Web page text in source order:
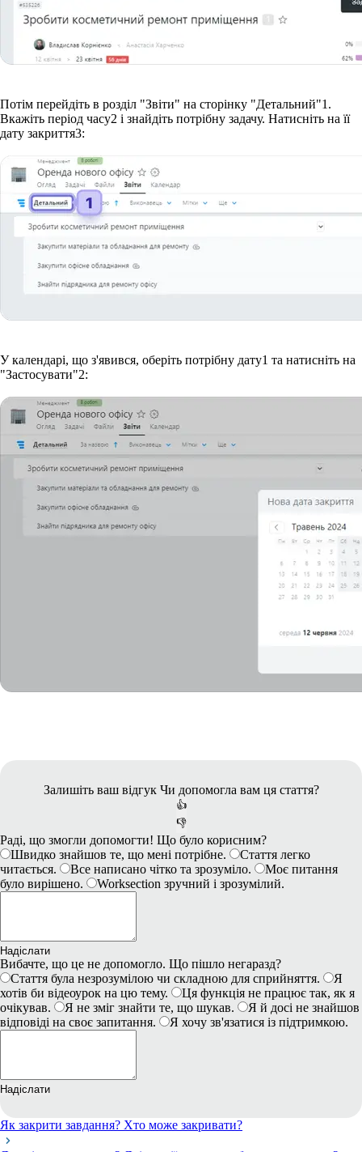
Потім перейдіть в розділ "Звіти" на сторінку "Детальний"1 .
Вкажіть період часу2 і знайдіть потрібну задачу. Натисніть на її
дату закриття3:
У календарі, що з'явився, оберіть потрібну дату1 та натисніть на
"Застосувати"2:
Залишіть ваш відгук Чи допомогла вам ця стаття?
👍
👎
Раді, що змогли допомогти! Що було корисним?
Швидко знайшов те, що мені потрібне.
Стаття легко
читається.
Все написано чітко та зрозуміло.
Моє питання
було вирішено.
Worksection зручний і зрозумілий.
Надіслати
Вибачте, що це не допомогло. Що пішло негаразд?
Стаття була незрозумілою чи складною для сприйняття.
Я
хотів би відеоурок на цю тему.
Ця функція не працює так, як я
очікував.
Я не зміг знайти те, що шукав.
Я й досі не знайшов
відповіді на своє запитання.
Я хочу зв'язатися із підтримкою.
Надіслати
Як закрити завдання? Хто може закривати?